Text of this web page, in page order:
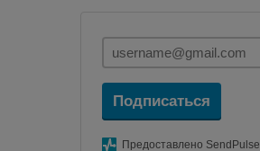
Подписаться
Предоставлено SendPulse